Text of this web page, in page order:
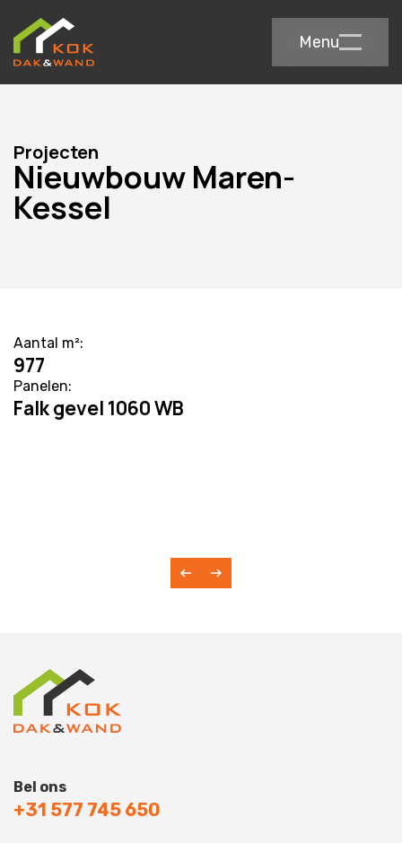
Menu
Projecten
Nieuwbouw Maren-
Kessel
Aantal m²:
977
Panelen:
Falk gevel 1060 WB
Bel ons
+31 577 745 650